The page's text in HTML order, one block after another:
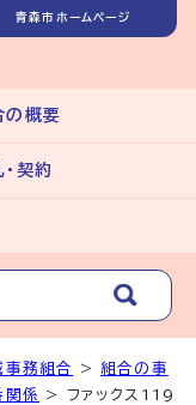
青森市ホームページ
の概要
・契約
事務組合 >組合の事
係
> ファックス119